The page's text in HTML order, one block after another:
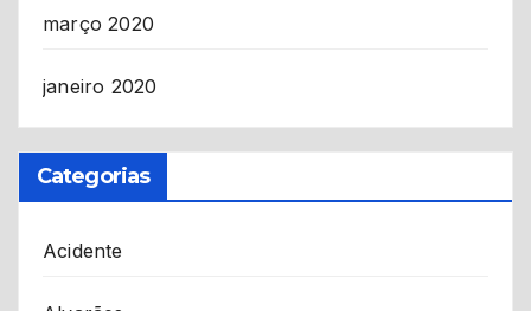
março 2020
janeiro 2020
Categorias
Acidente